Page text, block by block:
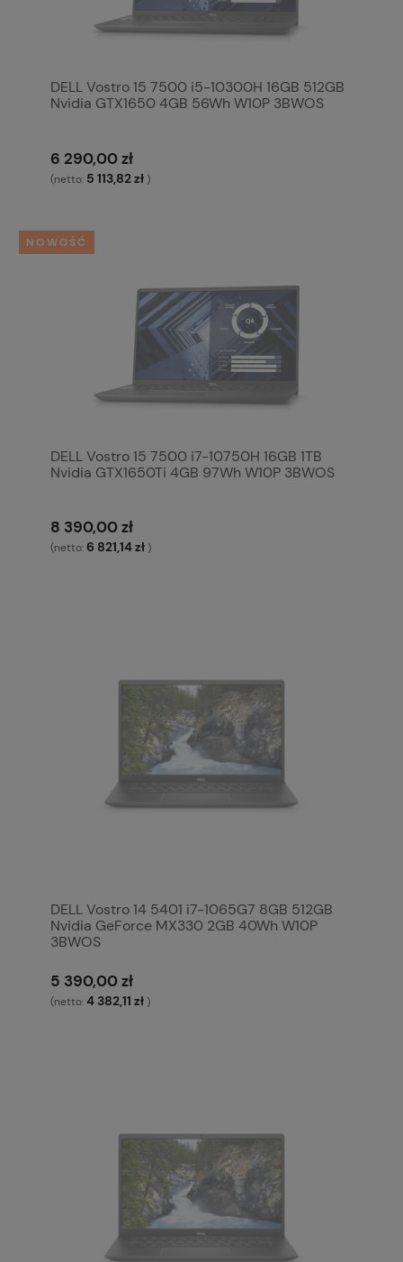
DELL Vostro 15 7500 i5-10300H 16GB 512GB
Nvidia GTX1650 4GB 56Wh W10P 3BWOS
6 290,00 zł
(netto: 5 113,82 zł )
DELL Vostro 15 7500 i7-10750H 16GB 1TB
Nvidia GTX1650Ti 4GB 97Wh W10P 3BWOS
8 390,00 zł
(netto:6 821,14 zł )
NOWOŚĆ
DELL Vostro 14 5401 i7-1065G7 8GB 512GB
Nvidia GeForce MX330 2GB 40Wh W10P
3BWOS
5 390,00 zł
(netto:4 382,11 zł )